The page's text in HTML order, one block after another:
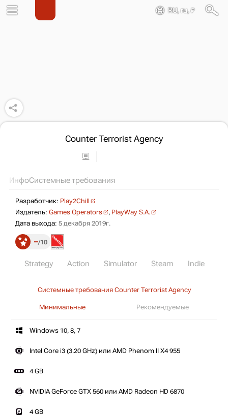
RU, ru, ₽
Counter Terrorist Agency
ИнфоСистемные требования
Разработчик: Play2Chill
Издатель: Games Operators , PlayWay S.A.
Дата выхода: 5 декабря 2019г.
– 10
Strategy Action Simulator Steam Indie
Системные требования Counter Terrorist Agency
Минимальные Рекомендуемые
Windows 10, 8, 7
Intel Core i3 (3.20 GHz) или AMD Phenom II X4 955
4 GB
NVIDIA GeForce GTX 560 или AMD Radeon HD 6870
4 GB